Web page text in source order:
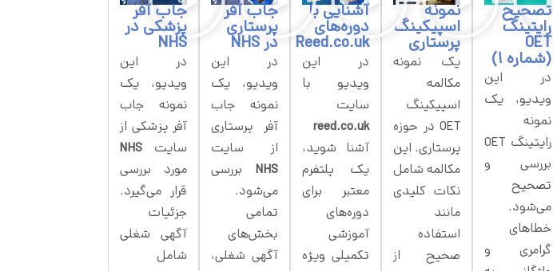
تصحیح
رایتینگ
OET
(شماره 1)
در این
ویدیو، یک
نمونه
رایتینگ OET
بررسی و
تصحیح
می‌شود.
خطاهای
گرامری و
نمونه
اسپیکینگ
پرستاری
یک نمونه
مکالمه
اسپیکینگ
OET در حوزه
پرستاری. این
مکالمه شامل
نکات کلیدی
مانند
استفاده
صحیح از
آشنایی با
دوره‌های
Reed.co.uk
در این
ویدیو با
سایت
reed.co.uk
آشنا شوید،
یک پلتفرم
معتبر برای
دوره‌های
آموزشی
تکمیلی ویژه
جاب آفر
پرستاری
در NHS
در این
ویدیو، یک
نمونه جاب
آفر پرستاری
از سایت
NHSبررسی
می‌شود.
تمامی
بخش‌های
آگهی شغلی،
جاب آفر
پزشکی در
NHS
در این
ویدیو، یک
نمونه جاب
آفر پزشکی از
سایت NHS
مورد بررسی
قرار می‌گیرد.
جزئیات
آگهی شغلی
شامل